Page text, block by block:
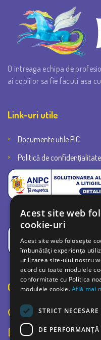
O intreaga echipa de
ai copiilor sa fie facuti asa
Link-uri utile
Documente utile PIC
Politică de confidențialitate
Contact
Bulevardul Bucuresti
0726 726 252
Acest site web
cookie-uri
Acest site web folosește
îmbunătăți experiența
utilizarea site-ului nostru
acord cu toate modulele
conformitate cu Politica
modulele cookie.Află mai
STRICT NECESARE
DE PERFORMANȚĂ